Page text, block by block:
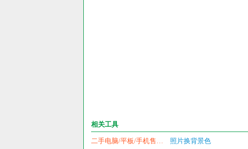
相关工具
二手电脑/平板/手机售价估算 照片换背景色